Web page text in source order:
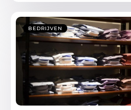
BEDRIJVEN